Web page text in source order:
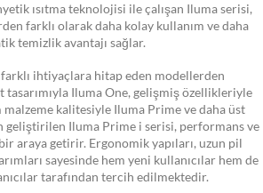
ısıtma teknolojisi ile çalışan Iluma serisi,
farklı olarak daha kolay kullanım ve daha
temizlik avantajı sağlar.
ihtiyaçlara hitap eden modellerden
tasarımıyla Iluma One, gelişmiş özellikleriyle
kalitesiyle Iluma Prime ve daha üst
geliştirilen Iluma Prime i serisi, performans ve
araya getirir. Ergonomik yapıları, uzun pil
sayesinde hem yeni kullanıcılar hem de
tarafından tercih edilmektedir.